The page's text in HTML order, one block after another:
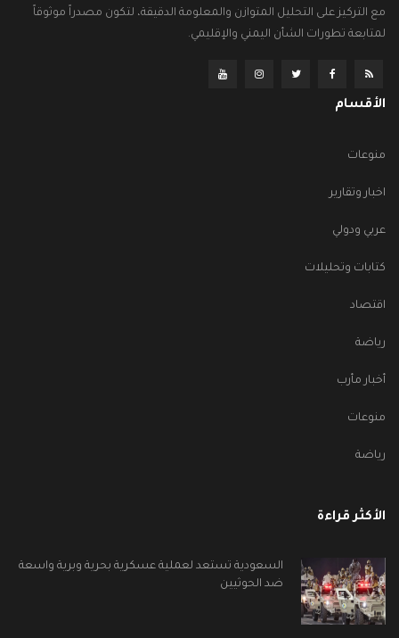
مع التركيز على التحليل المتوازن والمعلومة الدقيقة، لتكون مصدراً موثوقاً
لمتابعة تطورات الشأن اليمني والإقليمي.
الأقسام
منوعات
اخبار وتقارير
عربي ودولي
كتابات وتحليلات
اقتصاد
رياضة
أخبار مأرب
منوعات
رياضة
الأكثر قراءة
السعودية تستعد لعملية عسكرية بحرية وبرية واسعة
ضد الحوثيين